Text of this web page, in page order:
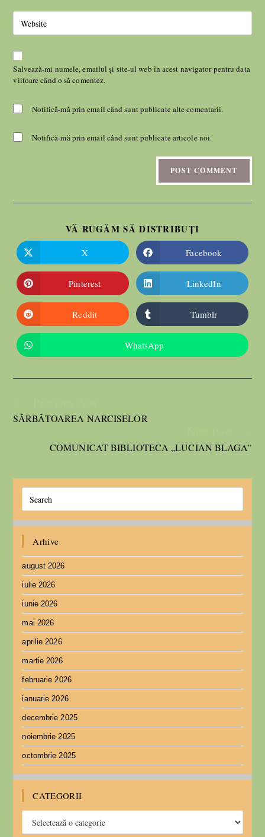
Salvează-mi numele, emailul și site-ul web în acest navigator pentru data
viitoare când o să comentez.
Notifică-mă prin email când sunt publicate alte comentarii.
Notifică-mă prin email când sunt publicate articole noi.
VĂ RUGĂM SĂ DISTRIBUȚI
X Facebook
Pinterest LinkedIn
Reddit Tumblr
WhatsApp
SĂRBĂTOAREA NARCISELOR
COMUNICAT BIBLIOTECA „LUCIAN BLAGA”
Arhive
august 2026
iulie 2026
iunie 2026
mai 2026
aprilie 2026
martie 2026
februarie 2026
ianuarie 2026
decembrie 2025
noiembrie 2025
octombrie 2025
CATEGORII